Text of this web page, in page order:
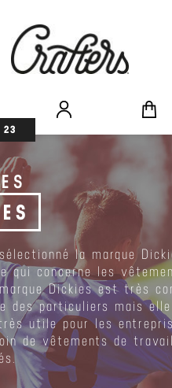
la marque
qui concerne les
Dickies est très
des particuliers mais
utile pour les
de vêtements de